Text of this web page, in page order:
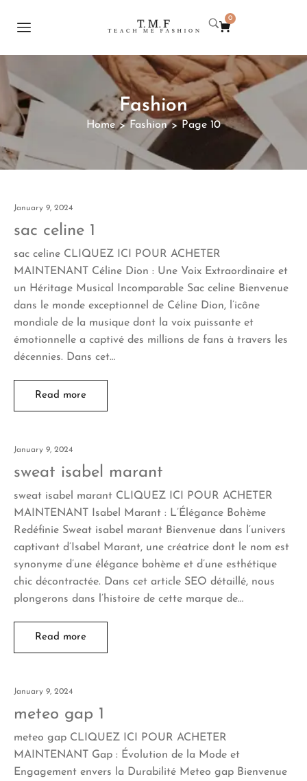
0
Fashion
Home > Fashion > Page 10
January 9, 2024
sac celine 1
sac celine CLIQUEZ ICI POUR ACHETER
MAINTENANT Céline Dion : Une Voix Extraordinaire et
un Héritage Musical Incomparable Sac celine Bienvenue
dans le monde exceptionnel de Céline Dion, l’icône
mondiale de la musique dont la voix puissante et
émotionnelle a captivé des millions de fans à travers les
décennies. Dans cet…
Read more
January 9, 2024
sweat isabel marant
sweat isabel marant CLIQUEZ ICI POUR ACHETER
MAINTENANT Isabel Marant : L’Élégance Bohème
Redéfinie Sweat isabel marant Bienvenue dans l’univers
captivant d’Isabel Marant, une créatrice dont le nom est
synonyme d’une élégance bohème et d’une esthétique
chic décontractée. Dans cet article SEO détaillé, nous
plongerons dans l’histoire de cette marque de…
Read more
January 9, 2024
meteo gap 1
meteo gap CLIQUEZ ICI POUR ACHETER
MAINTENANT Gap : Évolution de la Mode et
Engagement envers la Durabilité Meteo gap Bienvenue